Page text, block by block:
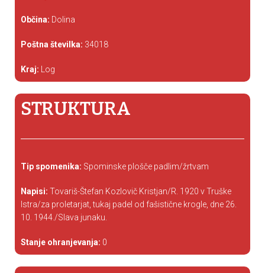
Občina: Dolina
Poštna številka: 34018
Kraj: Log
STRUKTURA
Tip spomenika: Spominske plošče padlim/žrtvam
Napisi: Tovariš-Štefan Kozlovič Kristjan/R. 1920 v Truške
Istra/za proletarjat, tukaj padel od fašistične krogle, dne 26.
10. 1944./Slava junaku.
Stanje ohranjevanja: 0